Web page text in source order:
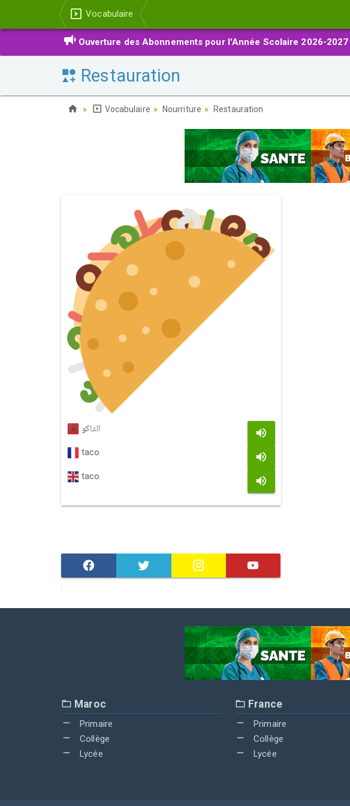
Vocabulaire
Ouverture des Abonnements pour l'Année Scolaire 2026-2027
Restauration
Vocabulaire Nourriture Restauration
التاكو
taco
taco
Maroc
Primaire
Collège
Lycée
France
Primaire
Collège
Lycée